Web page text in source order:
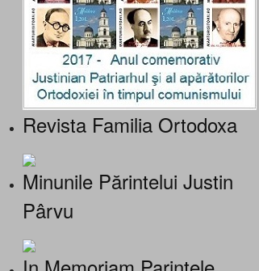
Revista Familia Ortodoxa
Minunile Părintelui Justin
Pârvu